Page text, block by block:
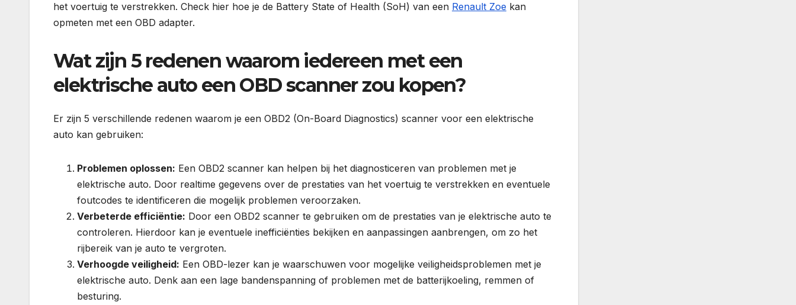
het voertuig te verstrekken. Check hier hoe je de Battery State of Health (SoH) van een Renault Zoe kan
opmeten met een OBD adapter.
Wat zijn 5 redenen waarom iedereen met een
elektrische auto een OBD scanner zou kopen?
Er zijn 5 verschillende redenen waarom je een OBD2 (On-Board Diagnostics) scanner voor een elektrische
auto kan gebruiken:
Problemen oplossen: Een OBD2 scanner kan helpen bij het diagnosticeren van problemen met je
elektrische auto. Door realtime gegevens over de prestaties van het voertuig te verstrekken en eventuele
foutcodes te identificeren die mogelijk problemen veroorzaken.
Verbeterde efficiëntie: Door een OBD2 scanner te gebruiken om de prestaties van je elektrische auto te
controleren. Hierdoor kan je eventuele inefficiënties bekijken en aanpassingen aanbrengen, om zo het
rijbereik van je auto te vergroten.
Verhoogde veiligheid: Een OBD-lezer kan je waarschuwen voor mogelijke veiligheidsproblemen met je
elektrische auto. Denk aan een lage bandenspanning of problemen met de batterijkoeling, remmen of
besturing.